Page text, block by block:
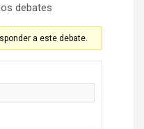
debates
a este debate.